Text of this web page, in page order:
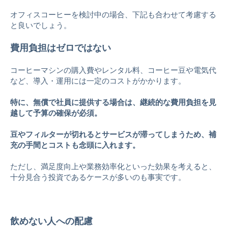
オフィスコーヒーを検討中の場合、下記も合わせて考慮する
と良いでしょう。
費用負担はゼロではない
コーヒーマシンの購入費やレンタル料、コーヒー豆や電気代
など、導入・運用には一定のコストがかかります。
特に、無償で社員に提供する場合は、継続的な費用負担を見
越して予算の確保が必須。
豆やフィルターが切れるとサービスが滞ってしまうため、補
充の手間とコストも念頭に入れます。
ただし、満足度向上や業務効率化といった効果を考えると、
十分見合う投資であるケースが多いのも事実です。
飲めない人への配慮